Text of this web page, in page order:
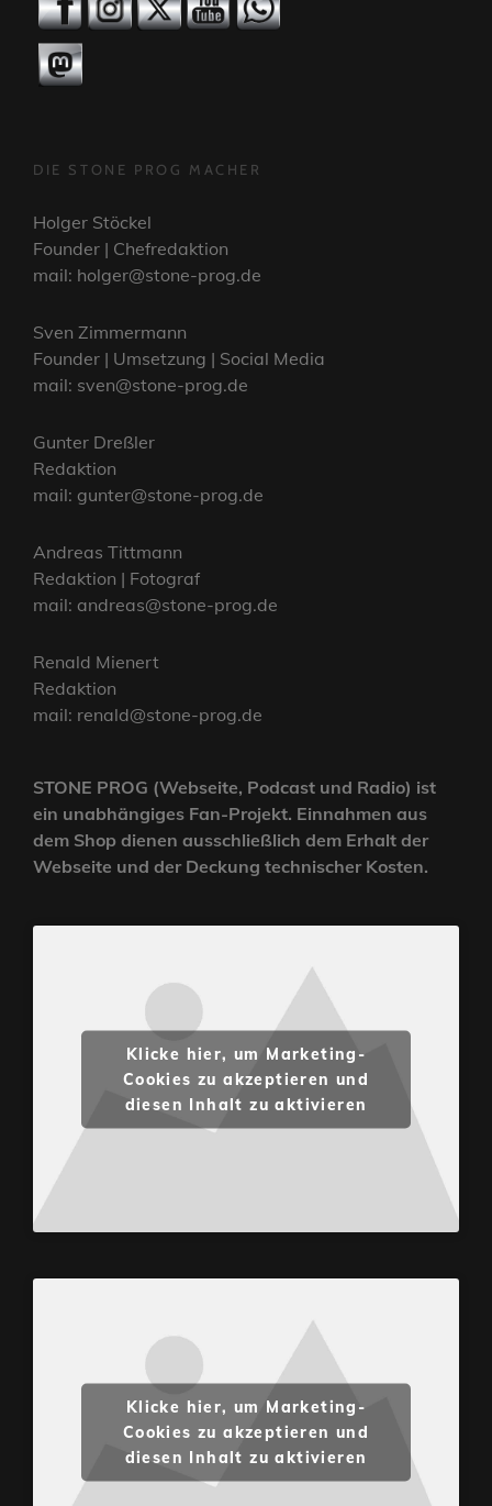
DIE STONE PROG MACHER
Holger Stöckel
Founder | Chefredaktion
mail: holger@stone-prog.de
Sven Zimmermann
Founder | Umsetzung | Social Media
mail: sven@stone-prog.de
Gunter Dreßler
Redaktion
mail: gunter@stone-prog.de
Andreas Tittmann
Redaktion | Fotograf
mail: andreas@stone-prog.de
Renald Mienert
Redaktion
mail: renald@stone-prog.de
STONE PROG (Webseite, Podcast und Radio) ist
ein unabhängiges Fan-Projekt. Einnahmen aus
dem Shop dienen ausschließlich dem Erhalt der
Webseite und der Deckung technischer Kosten.
Klicke hier, um Marketing-
Cookies zu akzeptieren und
diesen Inhalt zu aktivieren
Klicke hier, um Marketing-
Cookies zu akzeptieren und
diesen Inhalt zu aktivieren